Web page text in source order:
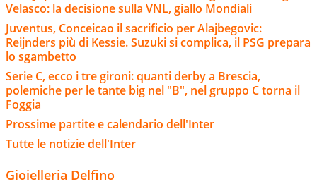
Velasco: la decisione sulla VNL, giallo Mondiali
Juventus, Conceicao il sacrificio per Alajbegovic:
Reijnders più di Kessie. Suzuki si complica, il PSG prepara
lo sgambetto
Serie C, ecco i tre gironi: quanti derby a Brescia,
polemiche per le tante big nel "B", nel gruppo C torna il
Foggia
Prossime partite e calendario dell'Inter
Tutte le notizie dell'Inter
Gioielleria Delfino